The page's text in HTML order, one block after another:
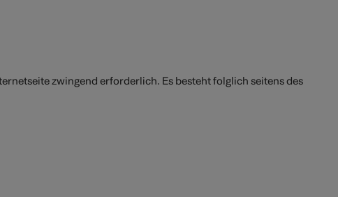
zwingend erforderlich. Es besteht folglich seitens des